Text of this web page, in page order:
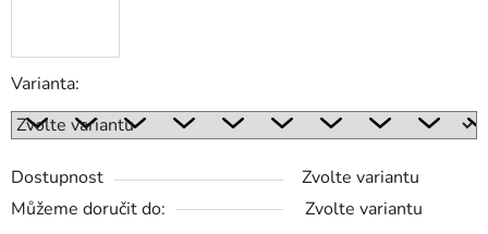
Varianta:
Dostupnost
Zvolte variantu
Můžeme doručit do:
Zvolte variantu